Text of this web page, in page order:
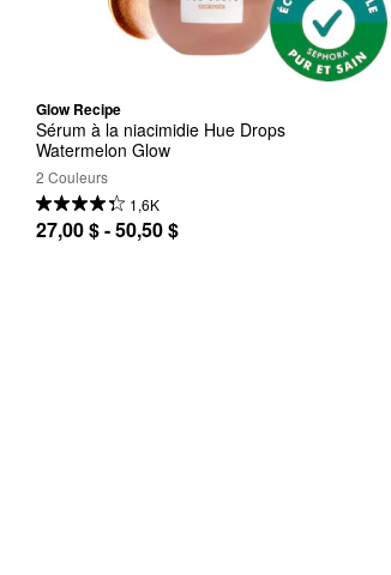
Glow Recipe
Sérum à la niacimidie Hue Drops
Watermelon Glow
2 Couleurs
1,6K
27,00 $ - 50,50 $